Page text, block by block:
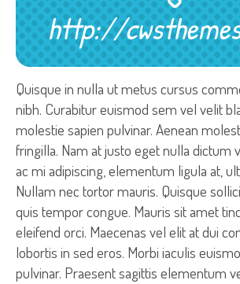
http://
Quisque in nulla ut metus cursus
nibh. Curabitur euismod sem vel velit
molestie sapien pulvinar. Aenean
fringilla. Nam at justo eget nulla dictum
ac mi adipiscing, elementum ligula at,
Nullam nec tortor mauris. Quisque
quis tempor congue. Mauris sit amet
eleifend orci. Maecenas vel elit at dui
lobortis in sed eros. Morbi iaculis
pulvinar. Praesent sagittis elementum